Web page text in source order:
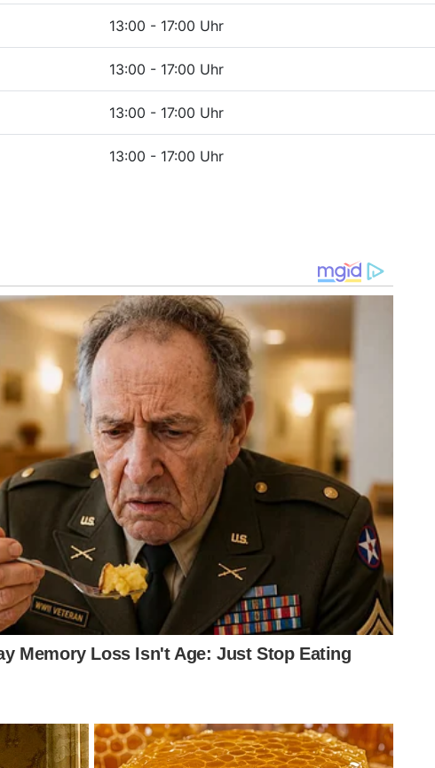
13:00 - 17:00 Uhr
13:00 - 17:00 Uhr
13:00 - 17:00 Uhr
13:00 - 17:00 Uhr